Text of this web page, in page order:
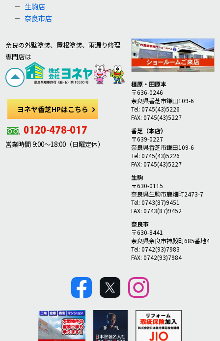
生駒店
奈良市店
奈良の外壁塗装、屋根塗装、雨漏り修理
専門店は
ヨネヤ香芝HPはこちら
営業時間 9:00～18:00（日曜定休）
橿原・田原本
〒636-0246
奈良県香芝市鎌田109-6
Tel: 0745(43)5226
FAX: 0745(43)5227
香芝（本店）
〒639-0227
奈良県香芝市鎌田109-6
Tel: 0745(43)5226
FAX: 0745(43)5227
生駒
〒630-0115
奈良県生駒市鹿畑町2473-7
Tel: 0743(87)9451
FAX: 0743(87)9452
奈良市
〒630-8441
奈良県奈良市神殿町685番地4
Tel: 0742(93)7983
FAX: 0742(93)7984